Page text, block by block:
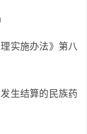
实施办法》第八
生结算的民族药